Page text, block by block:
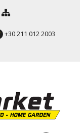
+30 211 012 2003